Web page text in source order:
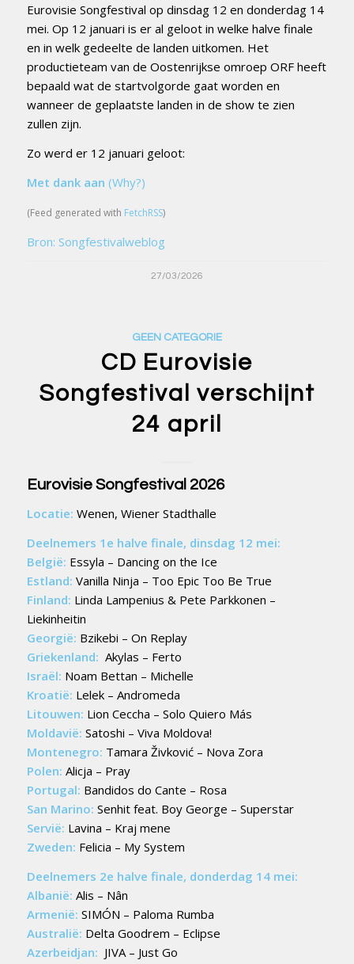
Eurovisie Songfestival op dinsdag 12 en donderdag 14
mei. Op 12 januari is er al geloot in welke halve finale
en in welk gedeelte de landen uitkomen. Het
productieteam van de Oostenrijkse omroep ORF heeft
bepaald wat de startvolgorde gaat worden en
wanneer de geplaatste landen in de show te zien
zullen zijn.
Zo werd er 12 januari geloot:
Met dank aan (Why?)
(Feed generated with FetchRSS)
Bron: Songfestivalweblog
27/03/2026
GEEN CATEGORIE
CD Eurovisie
Songfestival verschijnt
24 april
Eurovisie Songfestival 2026
Locatie: Wenen, Wiener Stadthalle
Deelnemers 1e halve finale, dinsdag 12 mei:
België: Essyla – Dancing on the Ice
Estland: Vanilla Ninja – Too Epic Too Be True
Finland: Linda Lampenius & Pete Parkkonen –
Liekinheitin
Georgië: Bzikebi – On Replay
Griekenland: Akylas – Ferto
Israël: Noam Bettan – Michelle
Kroatië: Lelek – Andromeda
Litouwen: Lion Ceccha – Solo Quiero Más
Moldavië: Satoshi – Viva Moldova!
Montenegro: Tamara Živković – Nova Zora
Polen: Alicja – Pray
Portugal: Bandidos do Cante – Rosa
San Marino: Senhit feat. Boy George – Superstar
Servië: Lavina – Kraj mene
Zweden: Felicia – My System
Deelnemers 2e halve finale, donderdag 14 mei:
Albanië: Alis – Nân
Armenië: SIMÓN – Paloma Rumba
Australië: Delta Goodrem – Eclipse
Azerbeidjan: JIVA – Just Go